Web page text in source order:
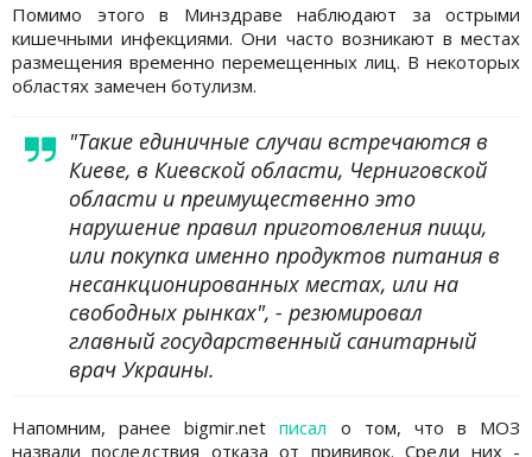
Помимо этого в Минздраве наблюдают за острыми
кишечными инфекциями. Они часто возникают в местах
размещения временно перемещенных лиц. В некоторых
областях замечен ботулизм.
"Такие единичные случаи встречаются в
Киеве, в Киевской области, Черниговской
области и преимущественно это
нарушение правил приготовления пищи,
или покупка именно продуктов питания в
несанкционированных местах, или на
свободных рынках", - резюмировал
главный государственный санитарный
врач Украины.
Напомним, ранее bigmir.netписал о том, что в МОЗ
назвали последствия отказа от прививок. Среди них -